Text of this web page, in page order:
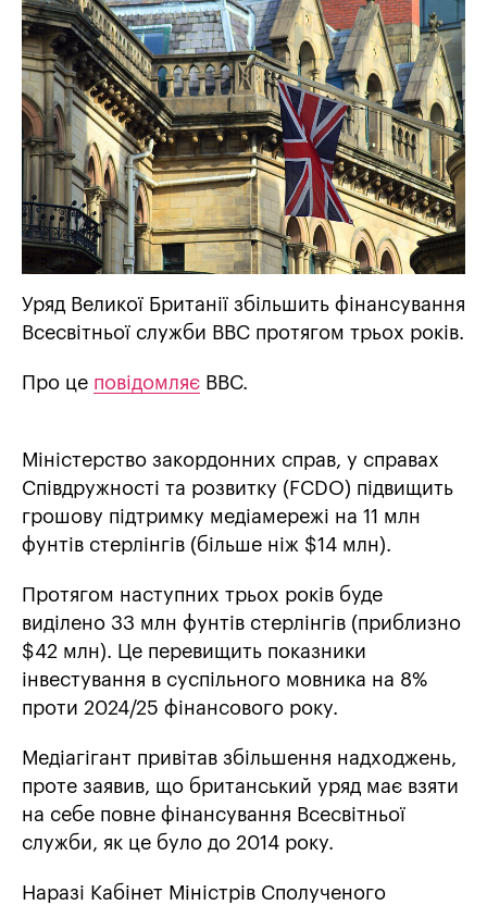
Уряд Великої Британії збільшить фінансування
Всесвітньої служби BBC протягом трьох років.
Про це повідомляє BBC.
Міністерство закордонних справ, у справах
Співдружності та розвитку (FCDO) підвищить
грошову підтримку медіамережі на 11 млн
фунтів стерлінгів (більше ніж $14 млн).
Протягом наступних трьох років буде
виділено 33 млн фунтів стерлінгів (приблизно
$42 млн). Це перевищить показники
інвестування в суспільного мовника на 8%
проти 2024/25 фінансового року.
Медіагігант привітав збільшення надходжень,
проте заявив, що британський уряд має взяти
на себе повне фінансування Всесвітньої
служби, як це було до 2014 року.
Наразі Кабінет Міністрів Сполученого